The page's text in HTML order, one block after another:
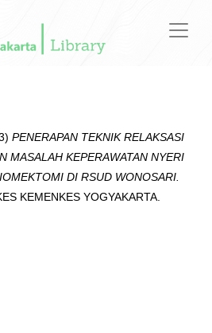
PENERAPAN TEKNIK RELAKSASI
MASALAH KEPERAWATAN NYERI
DI RSUD WONOSARI.
KEMENKES YOGYAKARTA.